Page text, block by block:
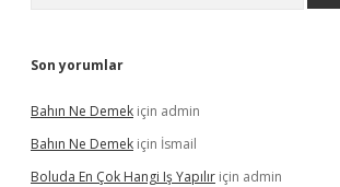
Son yorumlar
Bahın Ne Demek için admin
Bahın Ne Demek için İsmail
Boluda En Çok Hangi Iş Yapılır için admin